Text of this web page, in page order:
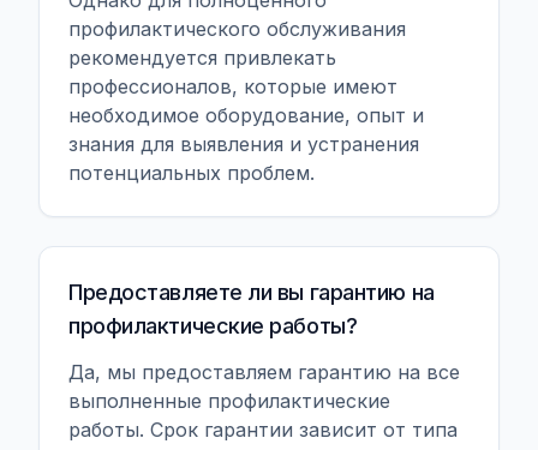
профилактического обслуживания
рекомендуется привлекать
профессионалов, которые имеют
необходимое оборудование, опыт и
знания для выявления и устранения
потенциальных проблем.
Предоставляете ли вы гарантию на
профилактические работы?
Да, мы предоставляем гарантию на все
выполненные профилактические
работы. Срок гарантии зависит от типа